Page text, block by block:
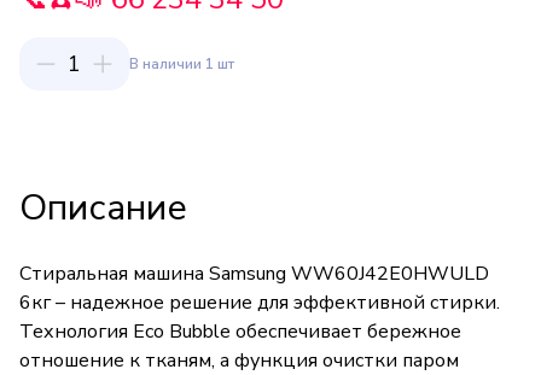
1 В наличии 1 шт
Описание
Стиральная машина Samsung WW60J42E0HWULD
6кг – надежное решение для эффективной стирки.
Технология Eco Bubble обеспечивает бережное
отношение к тканям, а функция очистки паром